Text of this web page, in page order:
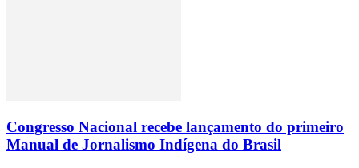
Congresso Nacional recebe lançamento do primeiro
Manual de Jornalismo Indígena do Brasil